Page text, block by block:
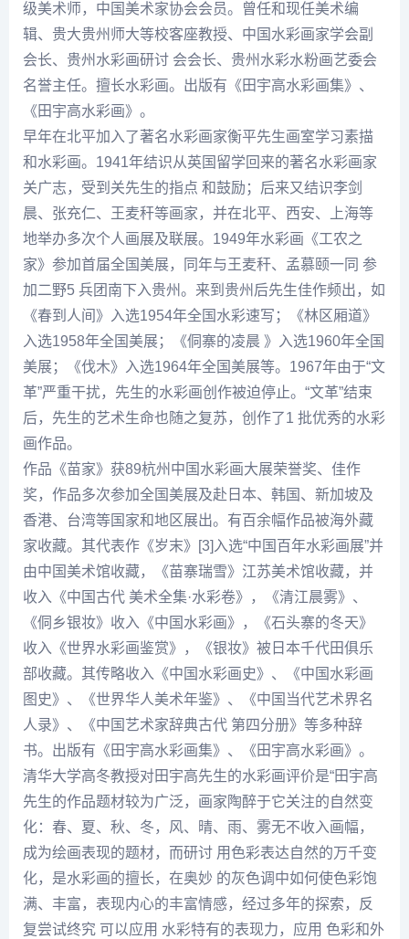
级美术师，中国美术家协会会员。曾任和现任美术编
辑、贵大贵州师大等校客座教授、中国水彩画家学会副
会长、贵州水彩画研讨 会会长、贵州水彩水粉画艺委会
名誉主任。擅长水彩画。出版有《田宇高水彩画集》、
《田宇高水彩画》。
早年在北平加入了著名水彩画家衡平先生画室学习素描
和水彩画。1941年结识从英国留学回来的著名水彩画家
关广志 ，受到关先生的指点 和鼓励；后来又结识李剑
晨、 张充仁、王麦秆等画家，并在北平、西安、上海等
地举办多次个人画展及联展。1949年水彩画《工农之
家》参加首届全国美展，同年与王麦秆、 孟慕颐一同 参
加二野5 兵团南下入贵州。来到贵州后先生佳作频出，如
《春到人间》入选1954年全国水彩速写；《林区厢道》
入选1958年全国美展；《侗寨的凌晨 》入选1960年全国
美展；《伐木》入选1964年全国美展等。1967年由于“文
革”严重干扰，先生的水彩画创作被迫停止。“文革”结束
后，先生的艺术生命也随之复苏，创作了1 批优秀的水彩
画作品。
作品《苗家》获89杭州中国水彩画大展荣誉奖、佳作
奖，作品多次参加全国美展及赴日本、韩国、新加坡及
香港、台湾等国家和地区展出。有百余幅作品被海外藏
家收藏。其代表作《岁末》[3]入选“中国百年水彩画展”并
由中国美术馆收藏，《苗寨瑞雪》江苏美术馆收藏，并
收入《中国古代 美术全集·水彩卷》，《清江晨雾》、
《侗乡银妆》收入《中国水彩画》，《石头寨的冬天》
收入《世界水彩画鉴赏》，《银妆》被日本千代田俱乐
部收藏。其传略收入《中国水彩画史》、《中国水彩画
图史》、《世界华人美术年鉴》、《中国当代艺术界名
人录》、《中国艺术家辞典古代 第四分册》等多种辞
书。出版有《田宇高水彩画集》、《田宇高水彩画》。
清华大学高冬教授对田宇高先生的水彩画评价是“田宇高
先生的作品题材较为广泛，画家陶醉于它关注的自然变
化：春、夏、秋、冬，风、晴、雨、雾无不收入画幅，
成为绘画表现的题材，而研讨 用色彩表达自然的万千变
化，是水彩画的擅长，在奥妙 的灰色调中如何使色彩饱
满、丰富，表现内心的丰富情感，经过多年的探索，反
复尝试终究 可以应用 水彩特有的表现力，应用 色彩和外